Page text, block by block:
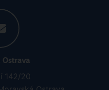
Ostrava
142/20